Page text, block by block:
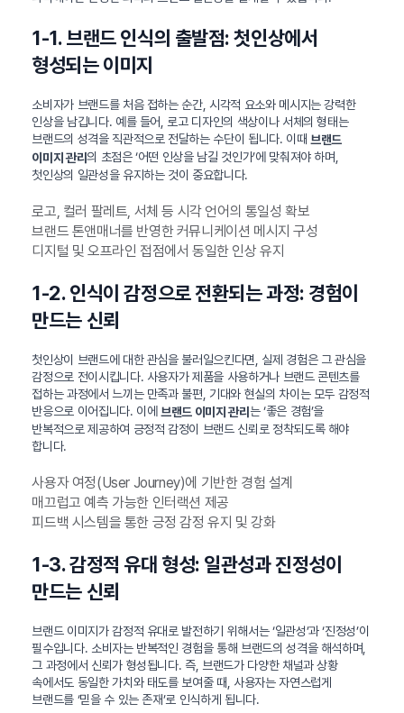
1-1. 브랜드 인식의 출발점: 첫인상에서
형성되는 이미지
소비자가 브랜드를 처음 접하는 순간, 시각적 요소와 메시지는 강력한
인상을 남깁니다. 예를 들어, 로고 디자인의 색상이나 서체의 형태는
브랜드의 성격을 직관적으로 전달하는 수단이 됩니다. 이때브랜드
이미지 관리의 초점은 ‘어떤 인상을 남길 것인가’에 맞춰져야 하며,
첫인상의 일관성을 유지하는 것이 중요합니다.
로고, 컬러 팔레트, 서체 등 시각 언어의 통일성 확보
브랜드 톤앤매너를 반영한 커뮤니케이션 메시지 구성
디지털 및 오프라인 접점에서 동일한 인상 유지
1-2. 인식이 감정으로 전환되는 과정: 경험이
만드는 신뢰
첫인상이 브랜드에 대한 관심을 불러일으킨다면, 실제 경험은 그 관심을
감정으로 전이시킵니다. 사용자가 제품을 사용하거나 브랜드 콘텐츠를
접하는 과정에서 느끼는 만족과 불편, 기대와 현실의 차이는 모두 감정적
반응으로 이어집니다. 이에 브랜드 이미지 관리 는 ‘좋은 경험’을
반복적으로 제공하여 긍정적 감정이 브랜드 신뢰로 정착되도록 해야
합니다.
사용자 여정(User Journey)에 기반한 경험 설계
매끄럽고 예측 가능한 인터랙션 제공
피드백 시스템을 통한 긍정 감정 유지 및 강화
1-3. 감정적 유대 형성: 일관성과 진정성이
만드는 신뢰
브랜드 이미지가 감정적 유대로 발전하기 위해서는 ‘일관성’과 ‘진정성’이
필수입니다. 소비자는 반복적인 경험을 통해 브랜드의 성격을 해석하며,
그 과정에서 신뢰가 형성됩니다. 즉, 브랜드가 다양한 채널과 상황
속에서도 동일한 가치와 태도를 보여줄 때, 사용자는 자연스럽게
브랜드를 ‘믿을 수 있는 존재’로 인식하게 됩니다.